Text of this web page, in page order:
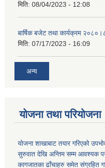
मिति: 08/04/2023 - 12:08
बार्षिक बजेट तथा कार्यक्रम
मिति: 07/17/2023 - 16:09
अन्य
योजना तथा परियोजना
योजना शाखाबाट तयार गरिएको
सुरुवात देखि अन्तिम सम्म आवश्यक
कागजातका ढाँचाहरु समेत संग्रहित